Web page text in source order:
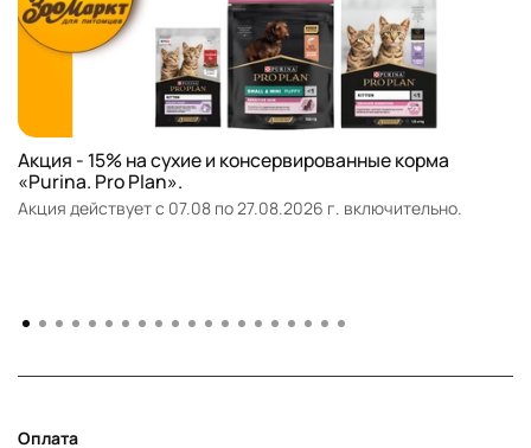
Акция - 15% на сухие и консервированные корма
«Purina. Pro Plan».
Акция действует с 07.08 по 27.08.2026 г. включительно.
Оплата